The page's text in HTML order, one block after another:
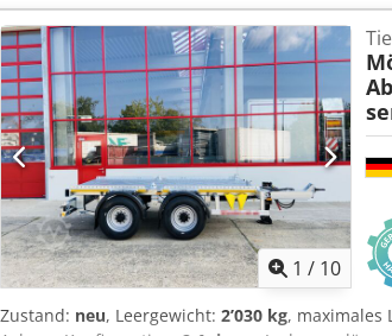
mm, Ladehöhe bel. ca. 900 mm , 20 x Zurrösen
Auffahrrampen (ca. 3.000 x 750 mm),
Holzboden 70 mm stark, Staukiste mit Deckel
Vorschrift, Federspeicher- Feststellbremse,
Aufpreis für:, Warntafeln mit Beleuchtung und
Preis: 1.100 ¤, hydraulische 1 teilige Rampen
auf Lager. , , , -- Druckfehler, Irrtümer und
unter: !, More Details: ! Csdpfxeztd Uie Ad Rorf
1 / 10
Zustand: neu, Leergewicht: 2’030 kg, maximales